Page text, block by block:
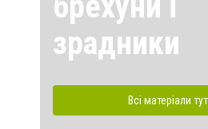
зрадники
Всі матеріали тут